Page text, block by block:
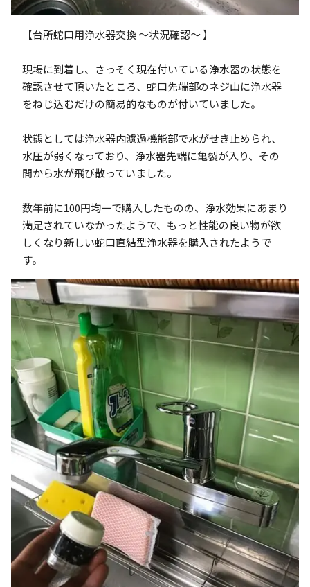
【台所蛇口用浄水器交換 ～状況確認～ 】
現場に到着し、さっそく現在付いている浄水器の状態を
確認させて頂いたところ、蛇口先端部のネジ山に浄水器
をねじ込むだけの簡易的なものが付いていました。
状態としては浄水器内濾過機能部で水がせき止められ、
水圧が弱くなっており、浄水器先端に亀裂が入り、その
間から水が飛び散っていました。
数年前に100円均一で購入したものの、浄水効果にあまり
満足されていなかったようで、もっと性能の良い物が欲
しくなり新しい蛇口直結型浄水器を購入されたようで
す。